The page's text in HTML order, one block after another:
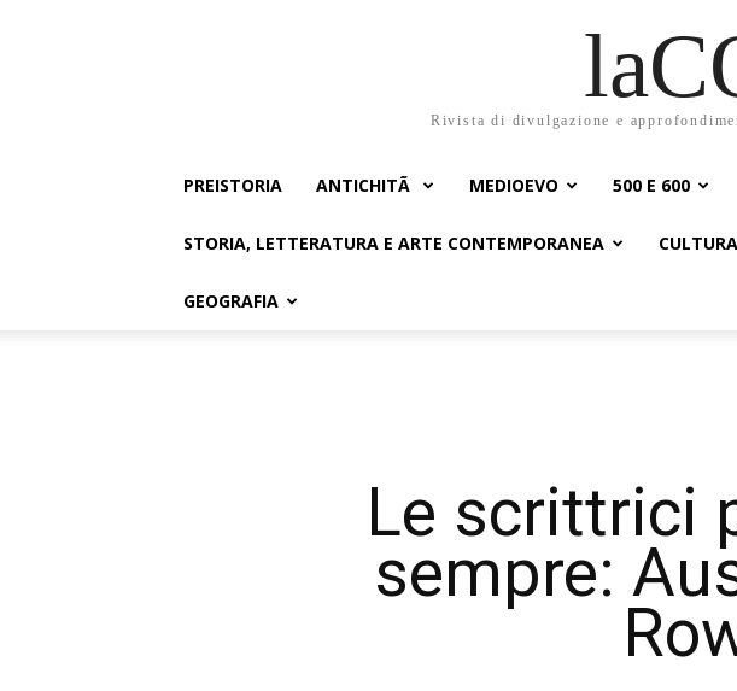
Rivista di divulgazione e
PREISTORIA ANTICHITÃ MEDIOEVO 500 E 600
STORIA, LETTERATURA E ARTE CONTEMPORANEA
GEOGRAFIA
Le scrittrici
sempre: